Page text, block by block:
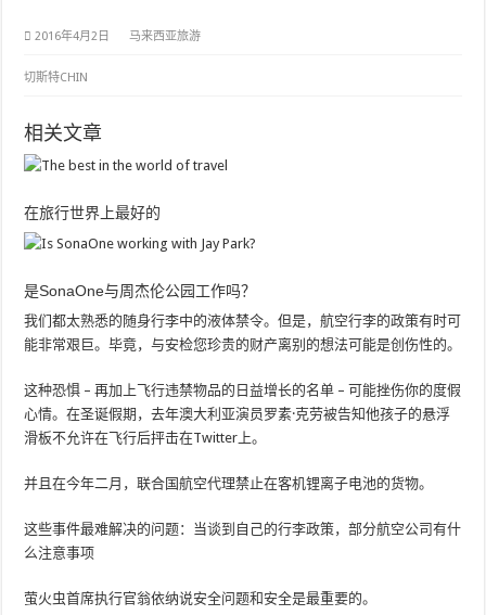
2016年4月2日 马来西亚旅游
切斯特CHIN
相关文章
在旅行世界上最好的
是SonaOne与周杰伦公园工作吗？
我们都太熟悉的随身行李中的液体禁令。但是，航空行李的政策有时可
能非常艰巨。毕竟，与安检您珍贵的财产离别的想法可能是创伤性的。
这种恐惧 – 再加上飞行违禁物品的日益增长的名单 – 可能挫伤你的度假
心情。在圣诞假期，去年澳大利亚演员罗素·克劳被告知他孩子的悬浮
滑板不允许在飞行后抨击在Twitter上。
并且在今年二月，联合国航空代理禁止在客机锂离子电池的货物。
这些事件最难解决的问题：当谈到自己的行李政策，部分航空公司有什
么注意事项
萤火虫首席执行官翁依纳说安全问题和安全是最重要的。